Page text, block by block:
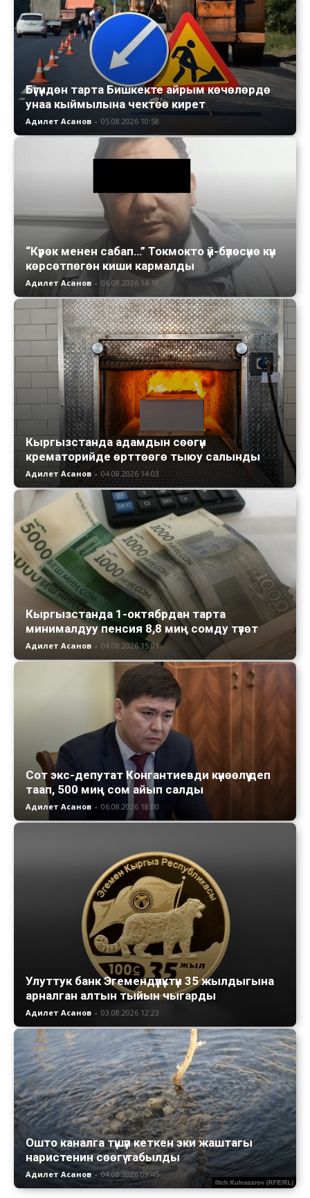
Бүгүндөн тарта Бишкекте айрым көчөлөрдө
унаа кыймылына чектөө кирет
Адилет Асанов - 05.08.2026 10:58
“Күрөк менен сабап…” Токмокто үй-бүлөсүнө күн
көрсөтпөгөн киши кармалды
Адилет Асанов - 06.08.2026 14:18
Кыргызстанда адамдын сөөгүн
крематорийде өрттөөгө тыюу салынды
Адилет Асанов - 04.08.2026 14:03
Кыргызстанда 1-октябрдан тарта
минималдуу пенсия 8,8 миң сомду түзөт
Адилет Асанов - 04.08.2026 15:01
Сот экс-депутат Конгантиевди күнөөлүү деп
таап, 500 миң сом айып салды
Адилет Асанов - 06.08.2026 18:00
Улуттук банк Эгемендүүлүктүн 35 жылдыгына
арналган алтын тыйын чыгарды
Адилет Асанов - 03.08.2026 12:23
Ошто каналга түшүп кеткен эки жаштагы
наристенин сөөгү табылды
Адилет Асанов - 04.08.2026 09:45